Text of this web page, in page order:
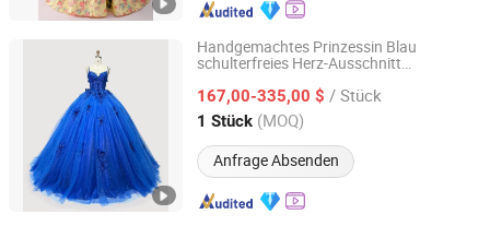
Handgemachtes Prinzessin Blau
schulterfreies Herz-Ausschnitt
Hochzeitskleider Prinzessinnenkleid
MädchenkleidAbendkleid
167,00-335,00 $ / Stück
1 Stück (MOQ)
Anfrage Absenden
Chaozhou City Snow Pear Fashion Co., Ltd.
Guangdong, China Seit 2026